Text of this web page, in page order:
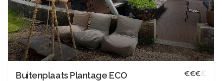
Buitenplaats Plantage ECO €€€€